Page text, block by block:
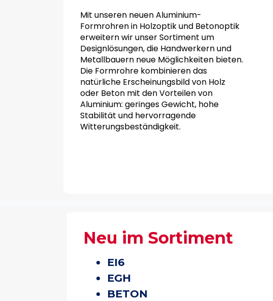
Mit unseren neuen Aluminium-
Formrohren in Holzoptik und Betonoptik
erweitern wir unser Sortiment um
Designlösungen, die Handwerkern und
Metallbauern neue Möglichkeiten bieten.
Die Formrohre kombinieren das
natürliche Erscheinungsbild von Holz
oder Beton mit den Vorteilen von
Aluminium: geringes Gewicht, hohe
Stabilität und hervorragende
Witterungsbeständigkeit.
Neu im Sortiment
EI6
EGH
BETON